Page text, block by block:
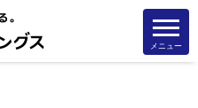
メニュー